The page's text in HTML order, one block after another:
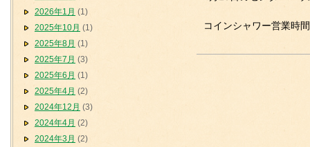
2026年1月 (1)
2025年10月 (1)
2025年8月 (1)
2025年7月 (3)
2025年6月 (1)
2025年4月 (2)
2024年12月 (3)
2024年4月 (2)
2024年3月 (2)
コインシャワー営業時